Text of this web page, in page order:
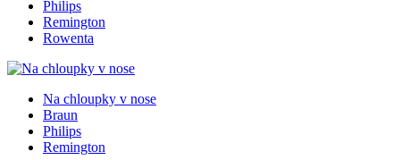
Philips
Remington
Rowenta
Na chloupky v nose
Braun
Philips
Remington